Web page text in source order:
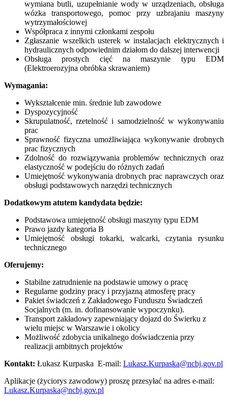
wymiana butli, uzupełnianie wody w urządzeniach, obsługa
wózka transportowego, pomoc przy uzbrajaniu maszyny
wytrzymałościowej
Współpraca z innymi członkami zespołu
Zgłaszanie wszelkich usterek w instalacjach elektrycznych i
hydraulicznych odpowiednim działom do dalszej interwencji
Obsługa prostych cięć na maszynie typu EDM
(Elektroerozyjna obróbka skrawaniem)
Wymagania:
Wykształcenie min. średnie lub zawodowe
Dyspozycyjność
Skrupulatność, rzetelność i samodzielność w wykonywaniu
prac
Sprawność fizyczna umożliwiająca wykonywanie drobnych
prac fizycznych
Zdolność do rozwiązywania problemów technicznych oraz
elastyczność w podejściu do różnych zadań
Umiejętność wykonywania drobnych prac naprawczych oraz
obsługi podstawowych narzędzi technicznych
Dodatkowym atutem kandydata będzie:
Podstawowa umiejętność obsługi maszyny typu EDM
Prawo jazdy kategoria B
Umiejętność obsługi tokarki, walcarki, czytania rysunku
technicznego
Oferujemy:
Stabilne zatrudnienie na podstawie umowy o pracę
Regularne godziny pracy i przyjazną atmosferę pracy
Pakiet świadczeń z Zakładowego Funduszu Świadczeń
Socjalnych (m. in. dofinansowanie wypoczynku).
Transport zakładowy zapewniający dojazd do Świerku z
wielu miejsc w Warszawie i okolicy
Możliwość zdobycia unikalnego doświadczenia przy
realizacji ambitnych projektów
Kontakt: Łukasz Kurpaska E-mail: Lukasz.Kurpaska@ncbj.gov.pl
Aplikacje (życiorys zawodowy) proszę przesyłać na adres e-mail:
Lukasz.Kurpaska@ncbj.gov.pl